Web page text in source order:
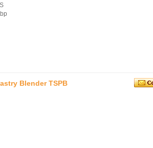
Blender TSPB